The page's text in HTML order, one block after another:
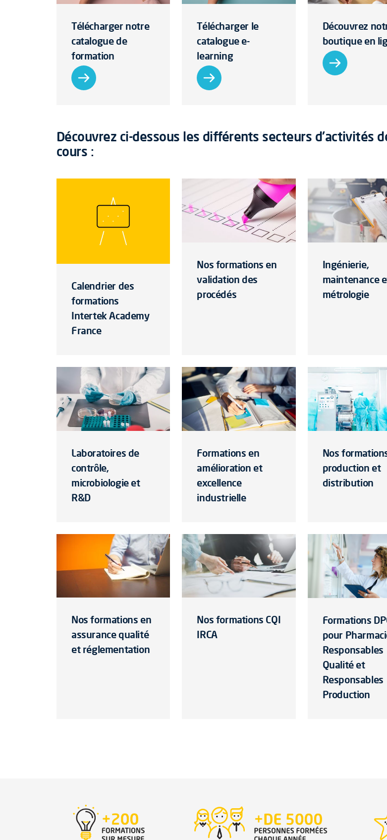
Télécharger notre
catalogue de
formation
Télécharger le
catalogue e-
learning
Découvrez
boutique en
Découvrez ci-dessous les différents secteurs d'activités
cours :
Calendrier des
formations
Intertek Academy
France
Nos formations en
validation des
procédés
Ingénierie,
maintenance
métrologie
Laboratoires de
contrôle,
microbiologie et
R&D
Formations en
amélioration et
excellence
industrielle
Nos
production et
distribution
Nos formations en
assurance qualité
et réglementation
Nos formations CQI
IRCA
Formations
pour
Responsables
Qualité et
Responsables
Production